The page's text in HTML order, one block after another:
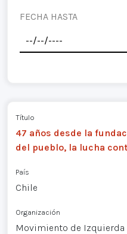
FECHA HASTA
Título
47 años desde la
del pueblo, la lucha
País
Chile
Organización
Movimiento de Izquierda